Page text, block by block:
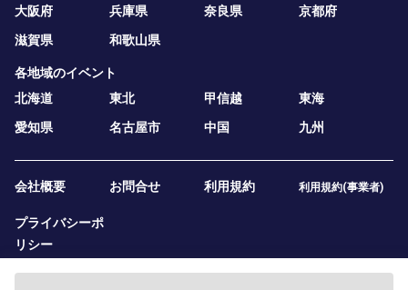
大阪府
兵庫県 奈良県
京都府
滋賀県
和歌山県
各地域のイベント
北海道
東北 甲信越
東海
愛知県
名古屋市 中国 九州
会社概要 お問合せ 利用規約 利用規約(事業者)
プライバシーポ
リシー